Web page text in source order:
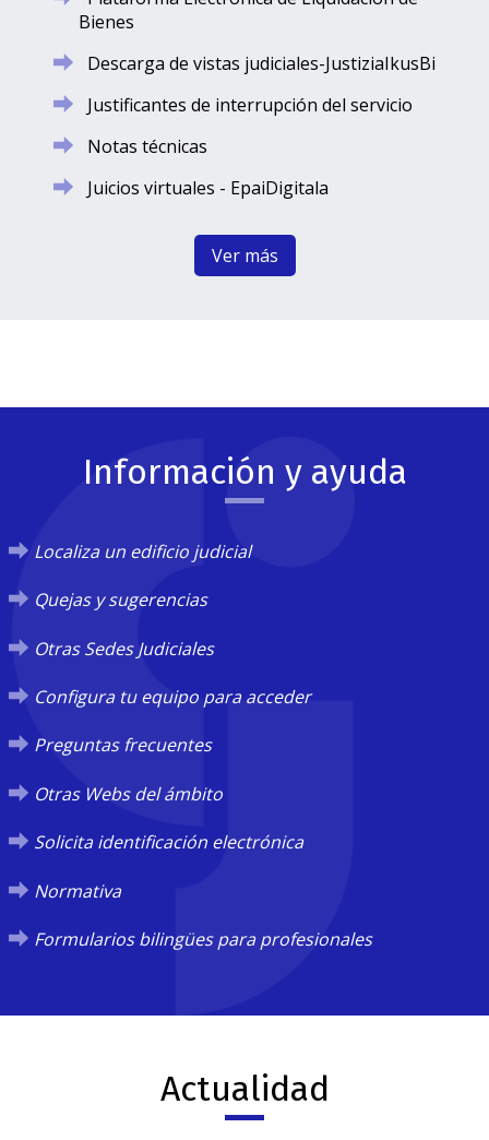
Bienes
Descarga de vistas judiciales-JustiziaIkusBi
Justificantes de interrupción del servicio
Notas técnicas
Juicios virtuales - EpaiDigitala
Ver más
Información y ayuda
Localiza un edificio judicial
Quejas y sugerencias
Otras Sedes Judiciales
Configura tu equipo para acceder
Preguntas frecuentes
Otras Webs del ámbito
Solicita identificación electrónica
Normativa
Formularios bilingües para profesionales
Actualidad